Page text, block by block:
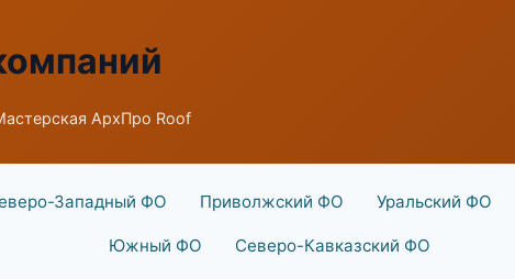
АрхПро Roof
Западный ФО Приволжский ФО Уральский ФО
Южный ФО Северо-Кавказский ФО